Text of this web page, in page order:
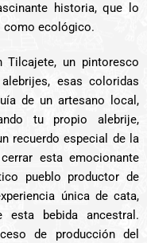
historia, que lo
como ecológico.
Tilcajete, un pintoresco
esas coloridas
de un artesano local,
tu propio alebrije,
recuerdo especial de la
esta emocionante
pueblo productor de
única de cata,
esta bebida ancestral.
de producción del